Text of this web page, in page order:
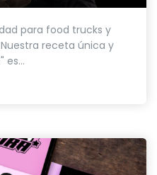
para food trucks y
receta única y
es...